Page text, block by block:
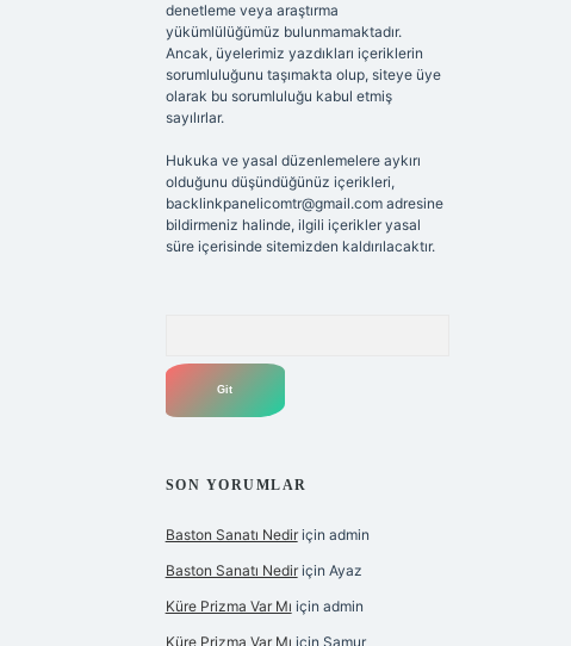
denetleme veya araştırma
yükümlülüğümüz bulunmamaktadır.
Ancak, üyelerimiz yazdıkları içeriklerin
sorumluluğunu taşımakta olup, siteye üye
olarak bu sorumluluğu kabul etmiş
sayılırlar.
Hukuka ve yasal düzenlemelere aykırı
olduğunu düşündüğünüz içerikleri,
backlinkpanelicomtr@gmail.comadresine
bildirmeniz halinde, ilgili içerikler yasal
süre içerisinde sitemizden kaldırılacaktır.
SON YORUMLAR
Baston Sanatı Nediriçin admin
Baston Sanatı Nediriçin Ayaz
Küre Prizma Var Mı için admin
Küre Prizma Var Mı için Samur